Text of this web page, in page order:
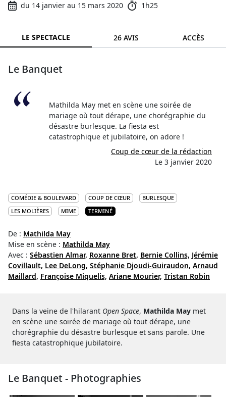
du 14 janvier au 15 mars 2020
1h25
LE SPECTACLE 26 AVIS ACCÈS
Le Banquet
Mathilda May met en scène une soirée de
mariage où tout dérape, une chorégraphie du
désastre burlesque. La fiesta est
catastrophique et jubilatoire, on adore !
Coup de cœur de la rédaction
Le 3 janvier 2020
COMÉDIE & BOULEVARD COUP DE CŒUR
BURLESQUE
LES MOLIÈRES
MIME TERMINÉ
De : Mathilda May
Mise en scène : Mathilda May
Avec : Sébastien Almar, Roxanne Bret, Bernie Collins, Jérémie
Covillault, Lee DeLong, Stéphanie Djoudi-Guiraudon, Arnaud
Maillard, Françoise Miquelis, Ariane Mourier, Tristan Robin
Dans la veine de l'hilarant Open Space, Mathilda May met
en scène une soirée de mariage où tout dérape, une
chorégraphie du désastre burlesque et sans parole. Une
fiesta catastrophique jubilatoire.
Le Banquet - Photographies